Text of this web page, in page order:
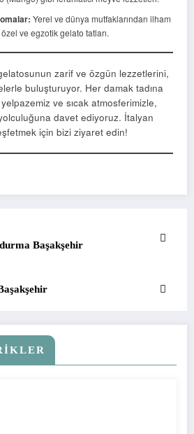
Yerel ve dünya mutfaklarından ilham
ve egzotik gelato tatları.
zarif ve özgün lezzetlerini,
buluşturuyor. Her damak tadına
ve sıcak atmosferimizle,
davet ediyoruz. İtalyan
için bizi ziyaret edin!
Başakşehir